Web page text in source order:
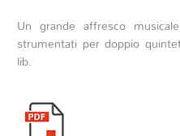
Un grande affresco
strumentati per doppio
lib.